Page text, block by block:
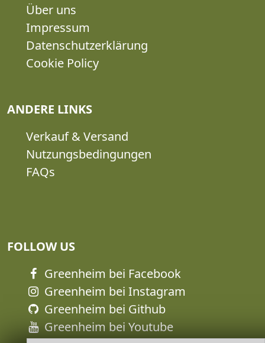
Über uns
Impressum
Datenschutzerklärung
Cookie Policy
ANDERE LINKS
Verkauf & Versand
Nutzungsbedingungen
FAQs
FOLLOW US
Greenheim bei Facebook
Greenheim bei Instagram
Greenheim bei Github
Greenheim bei Youtube